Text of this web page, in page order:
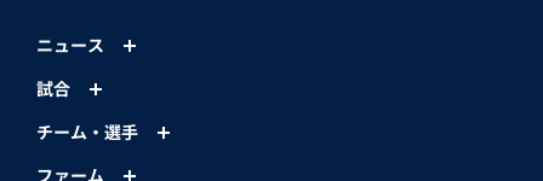
ニュース
試合
チーム・選手
ファーム